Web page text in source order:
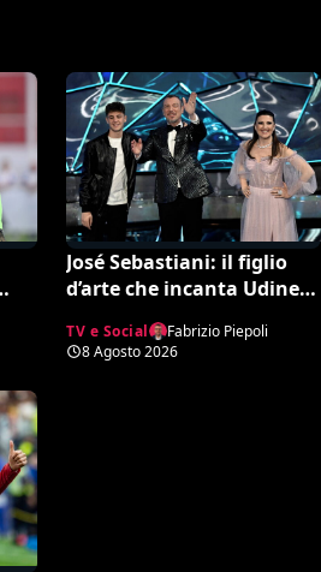
José Sebastiani: il figlio
d’arte che incanta Udine.
Festival di Sanremo, ora
sogna il debutto in Serie A
TV e Social
Fabrizio Piepoli
8 Agosto 2026